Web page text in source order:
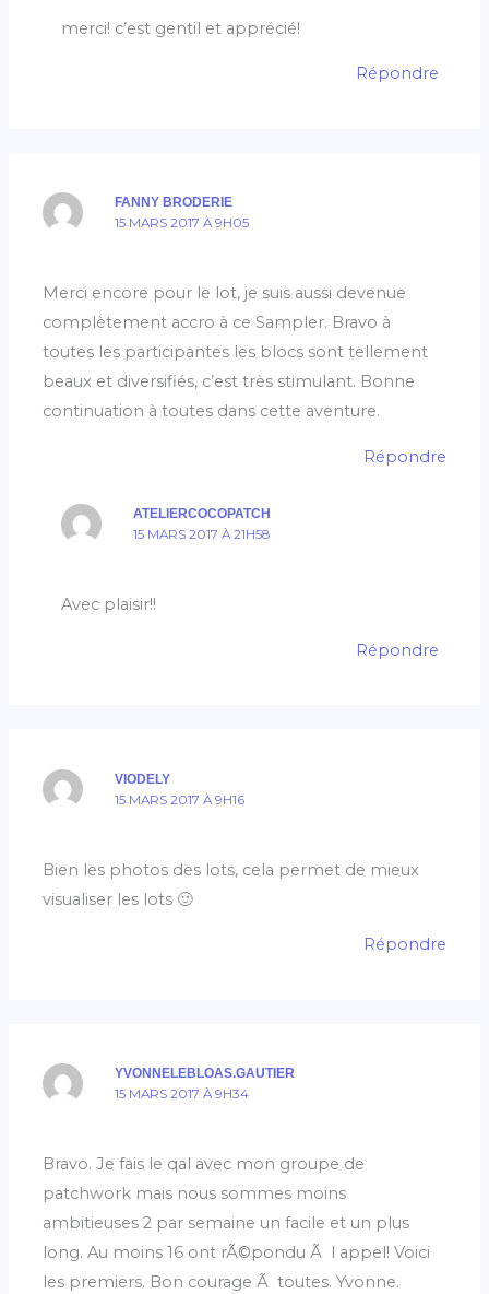
merci! c’est gentil et apprécié!
Répondre
FANNY BRODERIE
15 MARS 2017 À 9H05
Merci encore pour le lot, je suis aussi devenue
complètement accro à ce Sampler. Bravo à
toutes les participantes les blocs sont tellement
beaux et diversifiés, c’est très stimulant. Bonne
continuation à toutes dans cette aventure.
Répondre
ATELIERCOCOPATCH
15 MARS 2017 À 21H58
Avec plaisir!!
Répondre
VIODELY
15 MARS 2017 À 9H16
Bien les photos des lots, cela permet de mieux
visualiser les lots 🙂
Répondre
YVONNELEBLOAS.GAUTIER
15 MARS 2017 À 9H34
Bravo. Je fais le qal avec mon groupe de
patchwork mais nous sommes moins
ambitieuses 2 par semaine un facile et un plus
long. Au moins 16 ont rÃ©pondu Ã l appel! Voici
les premiers. Bon courage Ã toutes. Yvonne.